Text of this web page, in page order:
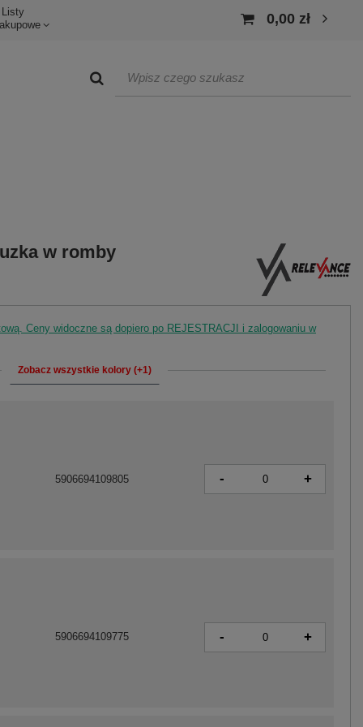
Listy
0,00 zł
w romby
Ceny widoczne są dopiero po REJESTRACJI i zalogowaniu w
Zobacz wszystkie kolory (+1)
5906694109775 - +
5906694109805 - +